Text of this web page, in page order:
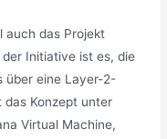
auch das Projekt
Initiative ist es, die
über eine Layer-2-
Konzept unter
Virtual Machine,